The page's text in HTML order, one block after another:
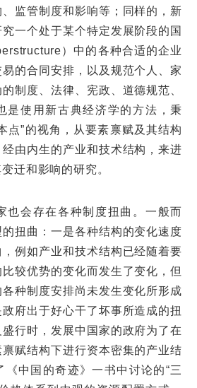
监管制度和影响等；同样的，新
一个处于某个特定发展阶段的国
）中的各种合适的企业
的合同安排，以及规范个人、家
制度、法律、宪政、道德规范、
是使用新古典经济学的方法，秉
点”的视角，从要素禀赋及其结构
由内生的产业和技术结构，来进
迁和影响的研究。
也会存在各种制度扭曲。一般而
扭曲：一是各种结构的变化速度
例如产业和技术结构已经随着要
较优势的变化而发生了变化，但
种制度安排尚未发生变化所形成
府出于好心干了坏事所造成的扭
行时，发展中国家的政府为了在
赋结构下进行资本密集的产业结
《中国的奇迹》一书中讨论的“三